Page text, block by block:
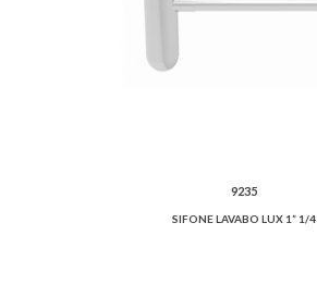
9235
SIFONE LAVABO LUX 1” 1/4